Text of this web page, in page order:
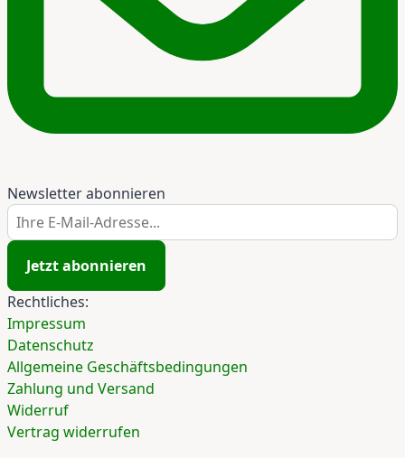
Newsletter abonnieren
Ihre E-Mail-Adresse...
Jetzt abonnieren
Rechtliches:
Impressum
Datenschutz
Allgemeine Geschäftsbedingungen
Zahlung und Versand
Widerruf
Vertrag widerrufen